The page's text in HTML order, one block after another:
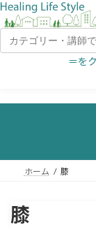
＝を
ホーム 膝
膝